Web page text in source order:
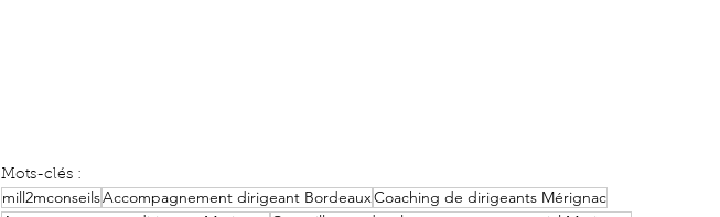
Mots-clés :
mill2mconseilsAccompagnement dirigeant BordeauxCoaching de dirigeants Mérignac